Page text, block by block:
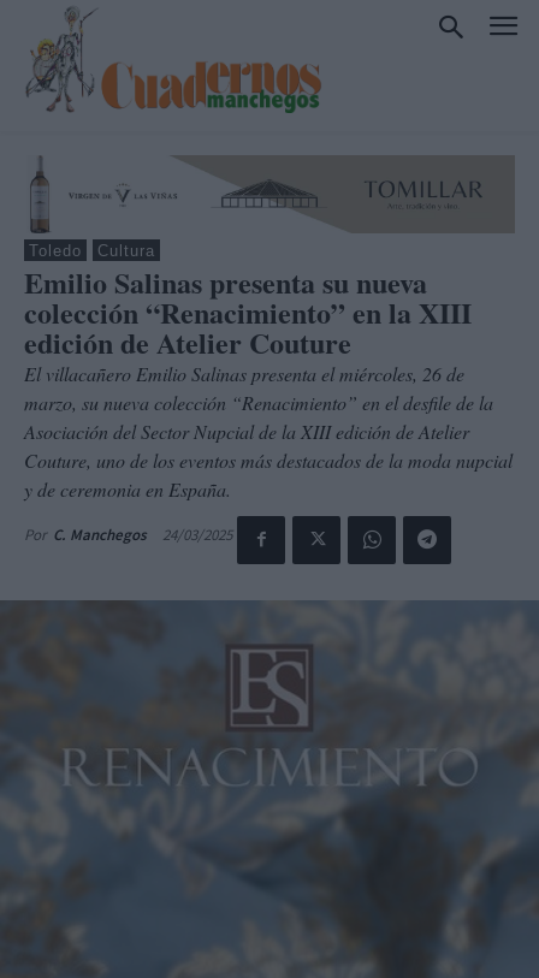
Toledo Cultura
Emilio Salinas presenta su nueva
colección “Renacimiento” en la XIII
edición de Atelier Couture
El villacañero Emilio Salinas presenta el miércoles, 26 de
marzo, su nueva colección “Renacimiento” en el desfile de la
Asociación del Sector Nupcial de la XIII edición de Atelier
Couture, uno de los eventos más destacados de la moda nupcial
y de ceremonia en España.
Por C. Manchegos 24/03/2025